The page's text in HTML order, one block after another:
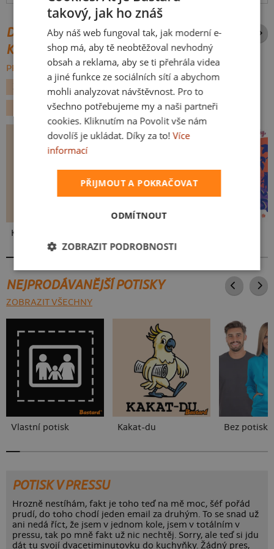
DALŠÍ POTISKY ZE STEJNÉ
KATEGORIE
PROCHÁZET VŠE:
ZVÍŘÁTKA
JÍDLO KÁVA
ADRENALIN
KANCELÁŘSKÉ
LENOCHODI
Kakat-du
NEJPRODÁVANĚJŠÍ POTISKY
ZOBRAZIT VŠECHNY
Vlastní potisk Kakat-du Bez potisku
POTISK V PRESSU
Hrozně nestíhám, fakt je toho teď na mě moc, šéf pořád
prudí, do toho chodí jeden email za druhým. To se snad už
ani nedá říct, že jsem v jednom kole, jsem v totálním v
pressu, tak po mně fakt už nic nechtěj. Sorry, ale teď si jdu
dát tu svojí dvacetiminutovku do kuchyňky. Žádný pres,
SLOVAK
takový, jak ho znáš
Aby náš web fungoval tak, jak moderní e-
shop má, aby tě neobtěžoval nevhodný
obsah a reklama, aby se ti přehrála videa
a jiné funkce ze sociálních sítí a abychom
mohli analyzovat návštěvnost. Pro to
všechno potřebujeme my a naši partneři
cookies. Kliknutím na Povolit vše nám
dovolíš je ukládat. Díky za to! Více
informací
PŘIJMOUT A POKRAČOVAT
ODMÍTNOUT
ZOBRAZIT PODROBNOSTI